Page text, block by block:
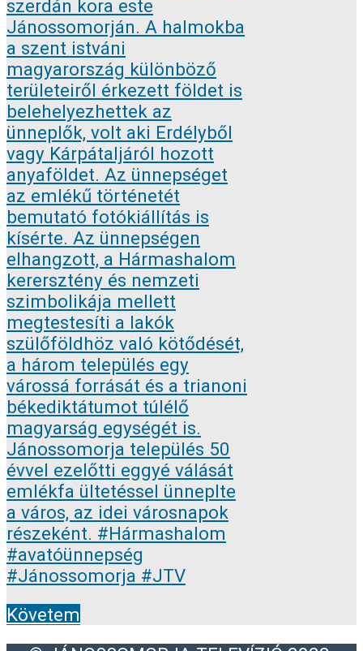
Követem